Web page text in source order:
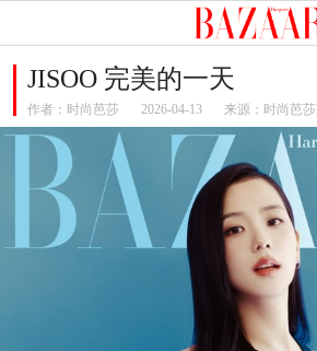
JISOO 完美的一天
作者： 时尚芭莎 2026-04-13 来源：时尚芭莎